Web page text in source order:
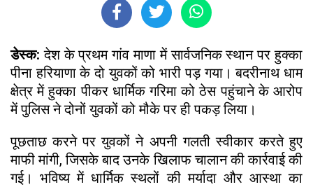
डेस्क:देश के प्रथम गांव माणा में सार्वजनिक स्थान पर हुक्का
पीना हरियाणा के दो युवकों को भारी पड़ गया। बदरीनाथ धाम
क्षेत्र में हुक्का पीकर धार्मिक गरिमा को ठेस पहुंचाने के आरोप
में पुलिस ने दोनों युवकों को मौके पर ही पकड़ लिया।
पूछताछ करने पर युवकों ने अपनी गलती स्वीकार करते हुए
माफी मांगी, जिसके बाद उनके खिलाफ चालान की कार्रवाई की
गई। भविष्य में धार्मिक स्थलों की मर्यादा और आस्था का